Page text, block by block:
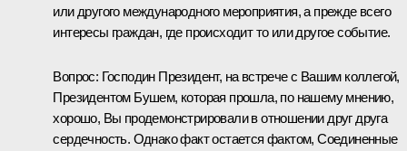
или другого международного мероприятия, а прежде всего
интересы граждан, где происходит то или другое событие.
Вопрос: Господин Президент, на встрече с Вашим коллегой,
Президентом Бушем, которая прошла, по нашему мнению,
хорошо, Вы продемонстрировали в отношении друг друга
сердечность. Однако факт остается фактом, Соединенные